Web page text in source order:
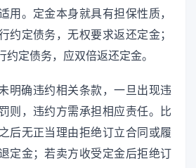
用。定金本身就具有担保性质，
约定债务，无权要求返还定金；
约定债务，应双倍返还定金。
明确违约相关条款，一旦出现违
则，违约方需承担相应责任。比
后无正当理由拒绝订立合同或履
定金；若卖方收受定金后拒绝订